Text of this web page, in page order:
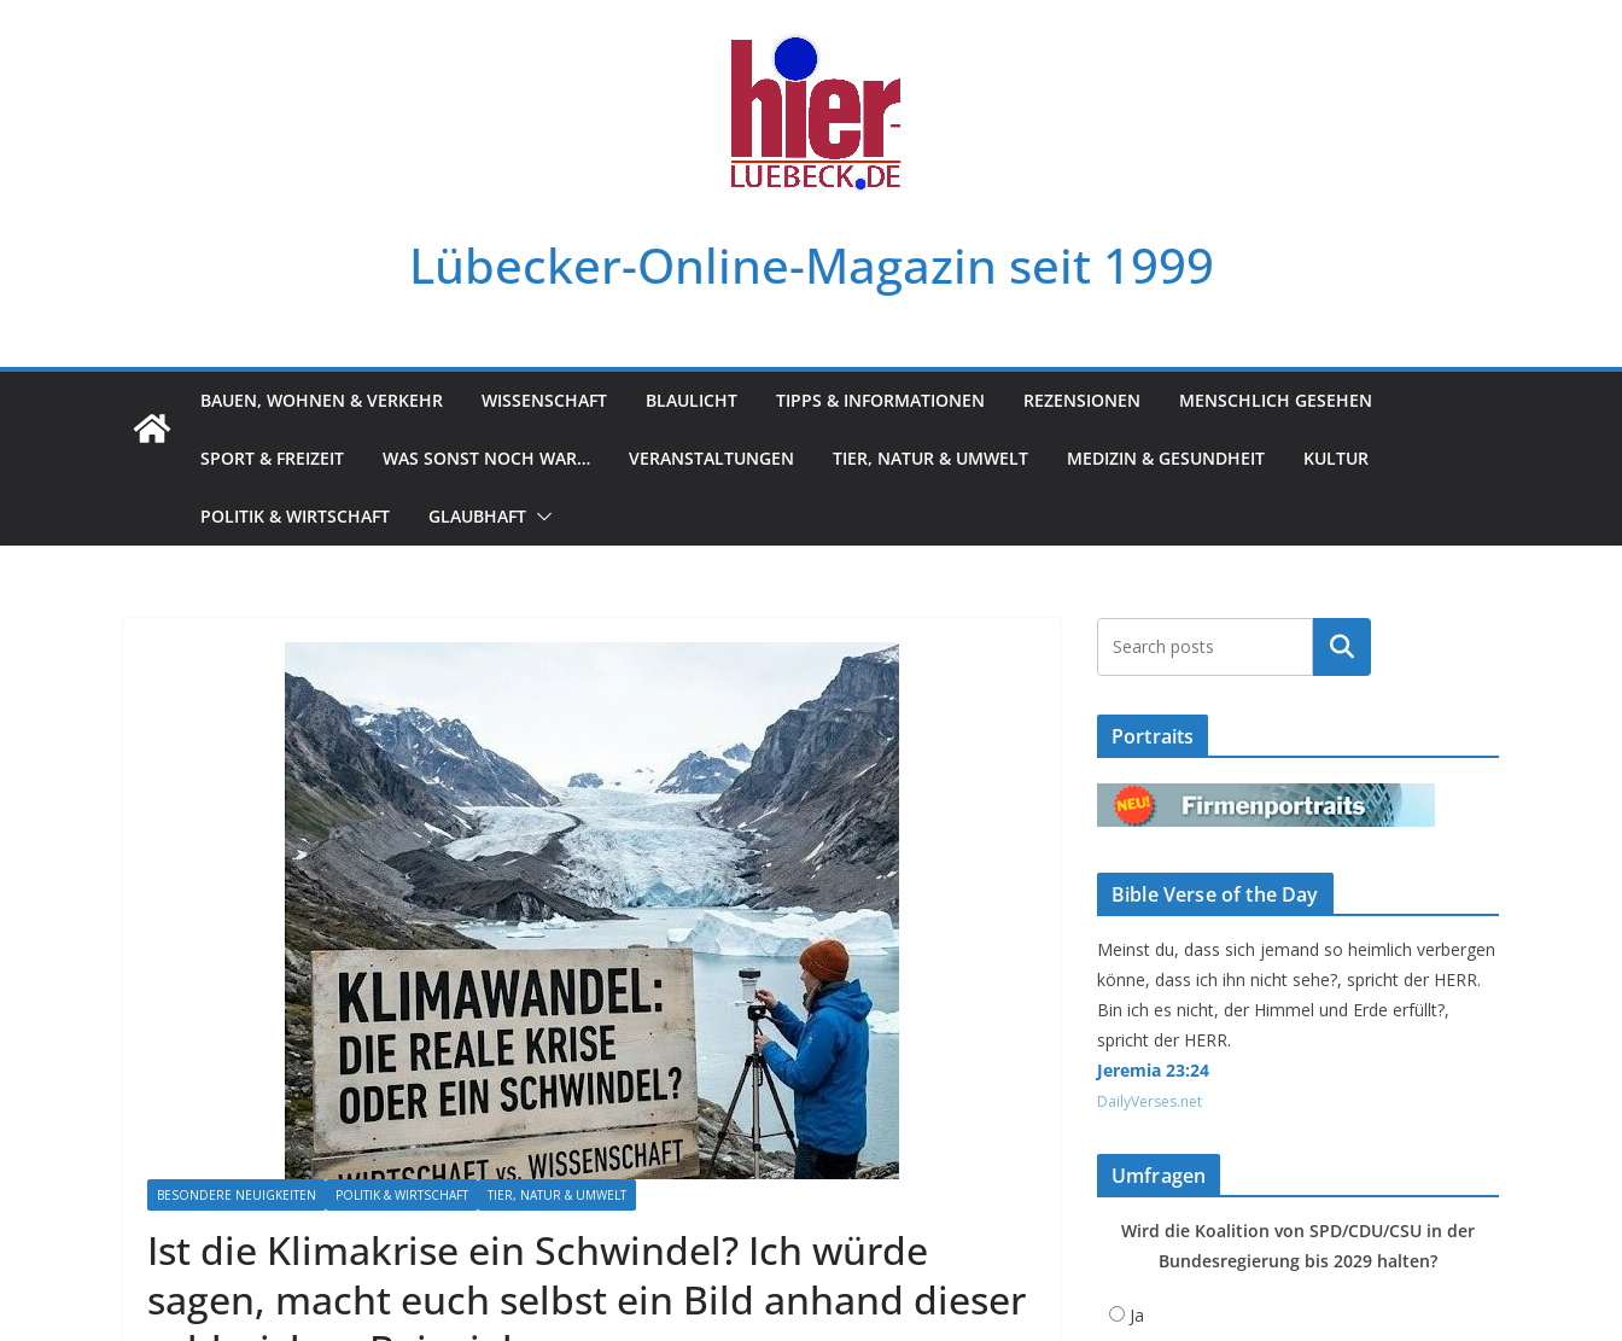
Lübecker-Online-Magazin seit 1999
BAUEN, WOHNEN & VERKEHR WISSENSCHAFT BLAULICHT TIPPS & INFORMATIONEN REZENSIONEN MENSCHLICH GESEHEN
SPORT & FREIZEIT WAS SONST NOCH WAR… VERANSTALTUNGEN TIER, NATUR & UMWELT MEDIZIN & GESUNDHEIT KULTUR
POLITIK & WIRTSCHAFT GLAUBHAFT
BESONDERE NEUIGKEITEN POLITIK & WIRTSCHAFT TIER, NATUR & UMWELT
Ist die Klimakrise ein Schwindel? Ich würde
sagen, macht euch selbst ein Bild anhand dieser
Suchen
Portraits
Bible Verse of the Day
Meinst du, dass sich jemand so heimlich verbergen
könne, dass ich ihn nicht sehe?, spricht der HERR.
Bin ich es nicht, der Himmel und Erde erfüllt?,
spricht der HERR.
Jeremia 23:24
DailyVerses.net
Umfragen
Wird die Koalition von SPD/CDU/CSU in der
Bundesregierung bis 2029 halten?
Ja